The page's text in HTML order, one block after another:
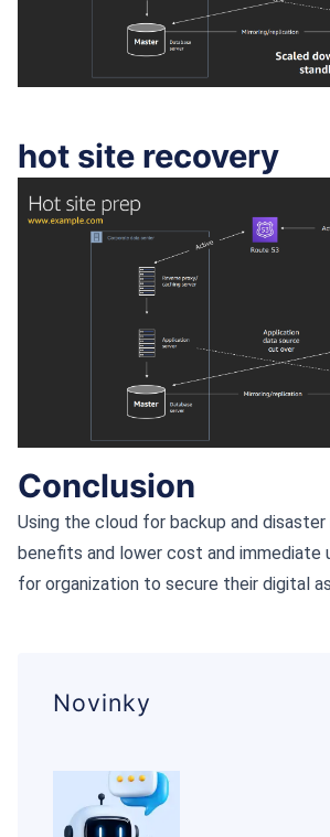
hot site recovery
Conclusion
Using the cloud for backup and
benefits and lower cost and immediate
for organization to secure their digital
Novinky